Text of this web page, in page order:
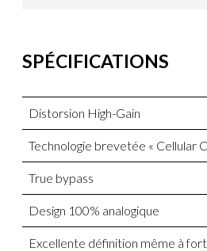
SPÉCIFICATIONS
Distorsion High-Gain
Technologie brevetée « Cellular
True bypass
Design 100% analogique
Excellente définition même à fort